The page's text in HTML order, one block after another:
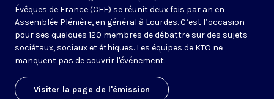
Évêques de France (CEF) se réunit deux fois par an en
Assemblée Plénière, en général à Lourdes. C’est l’occasion
pour ses quelques 120 membres de débattre sur des sujets
sociétaux, sociaux et éthiques. Les équipes de KTO ne
manquent pas de couvrir l'événement.
Visiter la page de l'émission